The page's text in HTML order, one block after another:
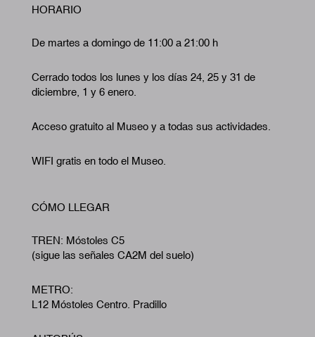
HORARIO
De martes a domingo de 11:00 a 21:00 h
Cerrado todos los lunes y los días 24, 25 y 31 de
diciembre, 1 y 6 enero.
Acceso gratuito al Museo y a todas sus actividades.
WIFI gratis en todo el Museo.
CÓMO LLEGAR
TREN: Móstoles C5
(sigue las señales CA2M del suelo)
METRO:
L12 Móstoles Centro. Pradillo